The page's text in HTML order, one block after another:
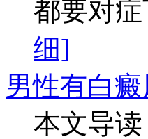
都要对
细]
男性有白
本文导